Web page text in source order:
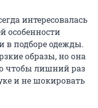
интересовалась
особенности
в подборе одежды.
образы, но она
чтобы лишний раз
и не шокировать